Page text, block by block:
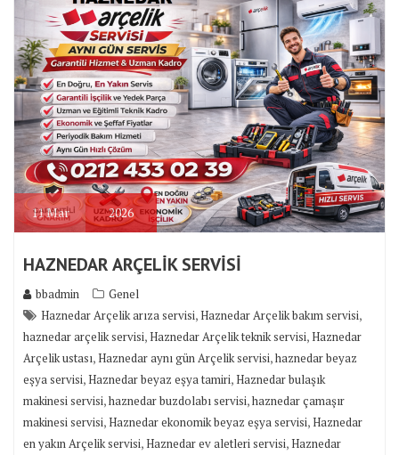
11Mar 2026
HAZNEDAR ARÇELİK SERVİSİ
bbadmin
Genel
Haznedar Arçelik arıza servisi,Haznedar Arçelik bakım servisi,
haznedar arçelik servisi,Haznedar Arçelik teknik servisi,Haznedar
Arçelik ustası,Haznedar aynı gün Arçelik servisi,haznedar beyaz
eşya servisi,Haznedar beyaz eşya tamiri,Haznedar bulaşık
makinesi servisi,haznedar buzdolabı servisi,haznedar çamaşır
makinesi servisi,Haznedar ekonomik beyaz eşya servisi,Haznedar
en yakın Arçelik servisi,Haznedar ev aletleri servisi,Haznedar